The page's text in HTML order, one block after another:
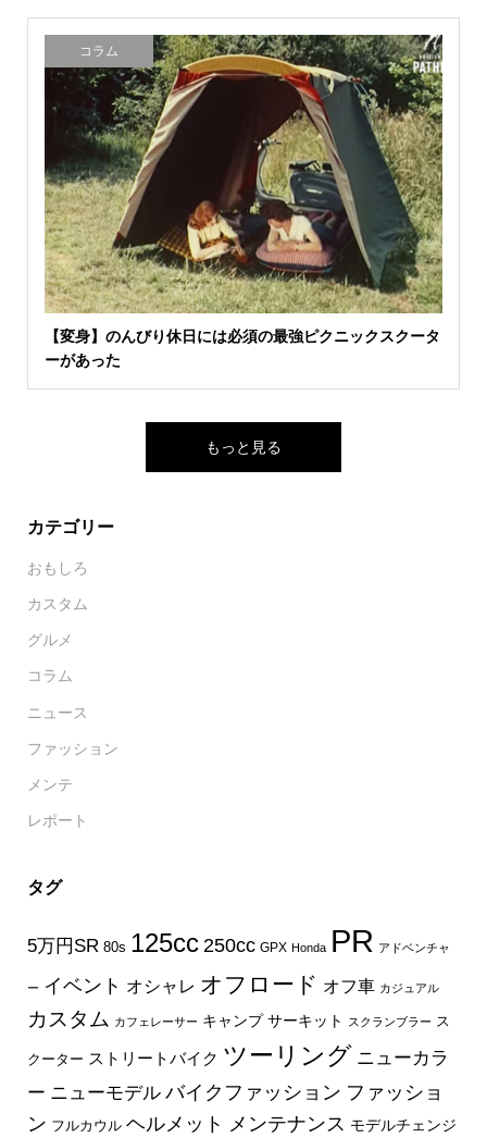
コラム
【変身】のんびり休日には必須の最強ピクニックスクータ
ーがあった
もっと見る
カテゴリー
おもしろ
カスタム
グルメ
コラム
ニュース
ファッション
メンテ
レポート
タグ
5万円SR 80s 125cc 250cc GPX Honda PR アドベンチャ
ー イベント オシャレ オフロード オフ車 カジュアル
カスタム カフェレーサー キャンプ サーキット スクランブラー ス
クーター ストリートバイク ツーリング ニューカラ
ー ニューモデル バイクファッション ファッショ
ン フルカウル ヘルメット メンテナンス モデルチェンジ